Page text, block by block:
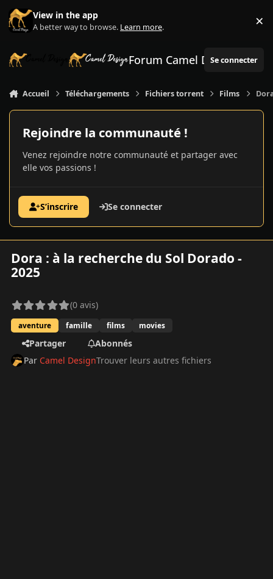
Aller au contenu
View in the app
A better way to browse. Learn more. ×
Forum Camel Design
Se connecter
Accueil Téléchargements Fichiers torrent Films
Rejoindre la communauté !
Venez rejoindre notre communauté et partager avec
elle vos passions !
S’inscrire Se connecter
Dora : à la recherche du Sol Dorado -
2025
(0 avis)
aventure famille films movies
Partager
Abonnés
Par Camel DesignTrouver leurs autres fichiers